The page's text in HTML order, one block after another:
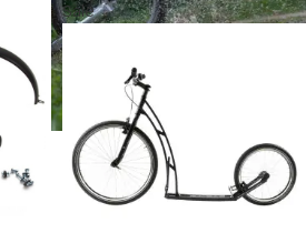
Sale